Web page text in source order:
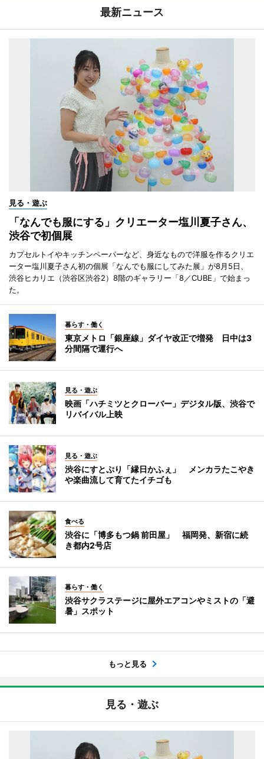
最新ニュース
見る・遊ぶ
「なんでも服にする」クリエーター塩川夏子さん、
渋谷で初個展
カプセルトイやキッチンペーパーなど、身近なもので洋服を作るクリエ
ーター塩川夏子さん初の個展「なんでも服にしてみた展」が8月5日、
渋谷ヒカリエ（渋谷区渋谷2）8階のギャラリー「8／CUBE」で始まっ
た。
暮らす・働く
東京メトロ「銀座線」ダイヤ改正で増発 日中は3
分間隔で運行へ
見る・遊ぶ
映画「ハチミツとクローバー」デジタル版、渋谷で
リバイバル上映
見る・遊ぶ
渋谷にすとぷり「縁日かふぇ」 メンカラたこやき
や楽曲流して育てたイチゴも
食べる
渋谷に「博多もつ鍋 前田屋」 福岡発、新宿に続
き都内2号店
暮らす・働く
渋谷サクラステージに屋外エアコンやミストの「避
暑」スポット
もっと見る
見る・遊ぶ